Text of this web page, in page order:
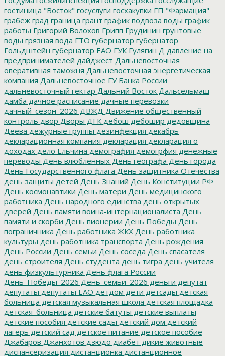
гостиница "Восток" госуслуги госхакупки ГП "Фармация"
грабеж град граница грант график подвоза воды график
работы Григорий Волохов Грипп Грудинин грунтовые
воды грязная вода ГТО губернатор губернатор
Гольдштейн губернатор ЕАО ГУК Гулягин Д давление на
предпринимателей дайджест Дальневосточная
оперативная таможня Дальневосточная энергетическая
компания Дальневосточное ГУ Банка России
дальневосточный гектар Дальний Восток Дальсельмаш
дамба дачное расписание дачные перевозки
дачный_сезон_2026 ДВЖД Движение общественный
контроль двор Дворы ДГК дебош дебошир дедовщина
Деева дежурные группы дезинфекция декабрь
декларационная компания декларация декларация о
доходах дело Ельчина демография демогрфия денежные
переводы День влюбленных День географа День города
День Государственного флага День защитника Отечества
день защиты детей День Знаний День Конституции РФ
День космонавтики День матери День медицинского
работника День народного единства день открытых
дверей День памяти воина-интернационалиста День
памяти и скорби День пионерии День Победы День
пограничника День работника ЖКХ День работника
культуры день работника транспорта День рождения
День России День семьи День соседа День спасателя
день строителя День студента день тигра день учителя
день физкультурника День флага России
День_Победы_2026 День_семьи_2026 деньги депутат
депутаты депутаты ЕАО детдом дети детсады детская
больница детская музыкальная школа детская площадка
детская_больница детские батуты детские выплаты
детские пособия детские сады детский дом детский
лагерь детский сад детское питание детское пособие
Джабаров Джанхотов дзюдо диабет дикие животные
диспансеризация дистанционка дистанционное